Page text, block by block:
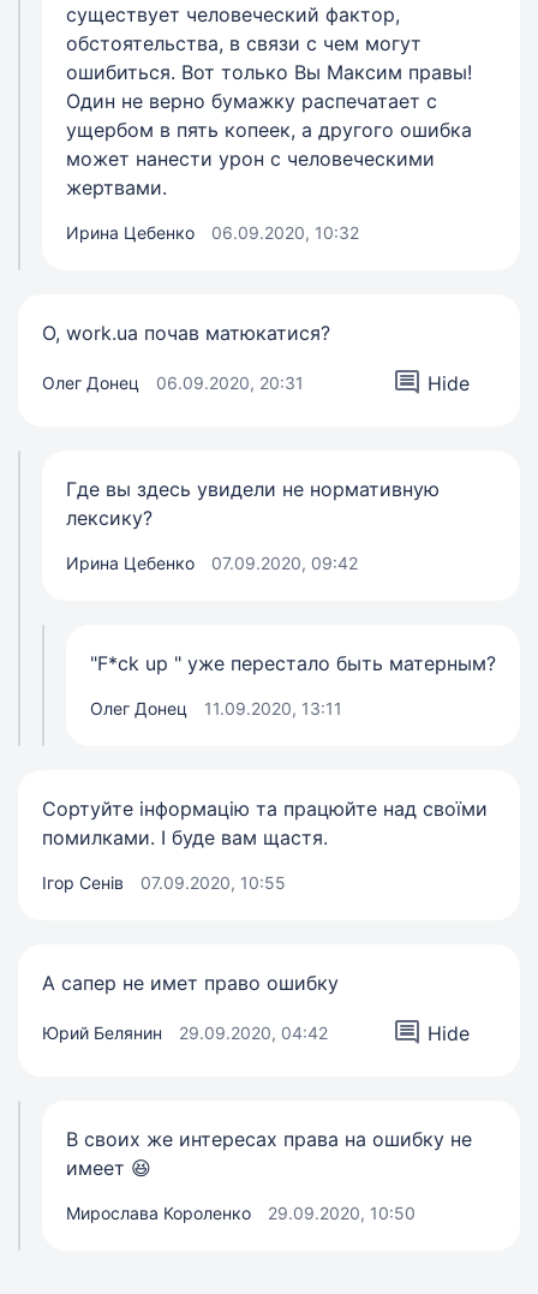
существует человеческий фактор,
обстоятельства, в связи с чем могут
ошибиться. Вот только Вы Максим правы!
Один не верно бумажку распечатает с
ущербом в пять копеек, а другого ошибка
может нанести урон с человеческими
жертвами.
Ирина Цебенко 06.09.2020, 10:32
О, work.ua почав матюкатися?
Олег Донец 06.09.2020, 20:31 Hide
Где вы здесь увидели не нормативную
лексику?
Ирина Цебенко 07.09.2020, 09:42
"F*ck up " уже перестало быть матерным?
Олег Донец 11.09.2020, 13:11
Сортуйте інформацію та працюйте над своїми
помилками. І буде вам щастя.
Ігор Сенів 07.09.2020, 10:55
А сапер не имет право ошибку
Юрий Белянин 29.09.2020, 04:42 Hide
В своих же интересах права на ошибку не
имеет 😆
Мирослава Короленко 29.09.2020, 10:50